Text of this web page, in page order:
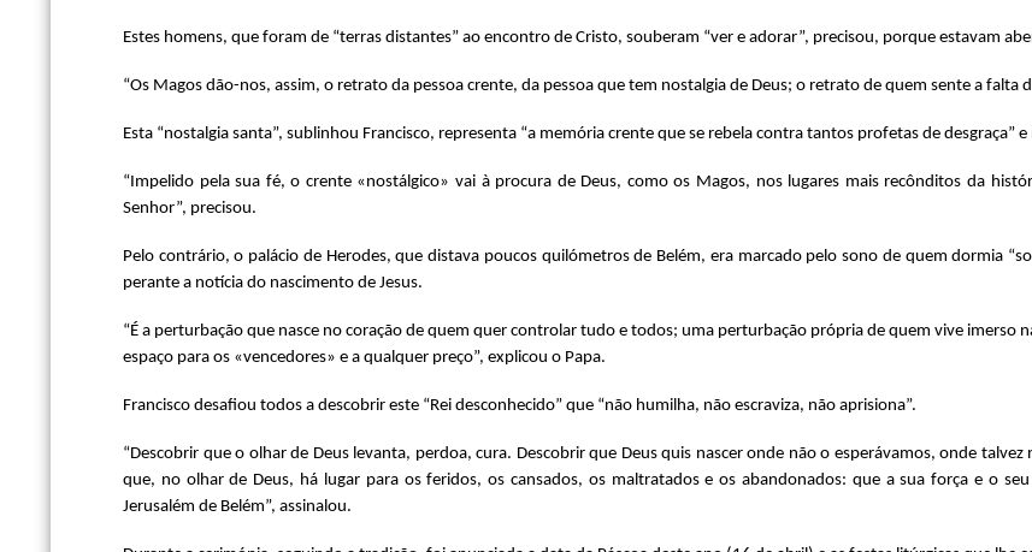
Estes homens, que foram de “terras distantes” ao encontro de Cristo, souberam “ver e adorar”, precisou, porque estavam
“Os Magos dão-nos, assim, o retrato da pessoa crente, da pessoa que tem nostalgia de Deus; o retrato de quem sente a falta
Esta “nostalgia santa”, sublinhou Francisco, representa “a memória crente que se rebela contra tantos profetas de desgraça”
“Impelido pela sua fé, o crente «nostálgico» vai à procura de Deus, como os Magos, nos lugares mais recônditos da
Senhor”, precisou.
Pelo contrário, o palácio de Herodes, que distava poucos quilómetros de Belém, era marcado pelo sono de quem dormia
perante a notícia do nascimento de Jesus.
“É a perturbação que nasce no coração de quem quer controlar tudo e todos; uma perturbação própria de quem vive imerso
espaço para os «vencedores» e a qualquer preço”, explicou o Papa.
Francisco desafiou todos a descobrir este “Rei desconhecido” que “não humilha, não escraviza, não aprisiona”.
“Descobrir que o olhar de Deus levanta, perdoa, cura. Descobrir que Deus quis nascer onde não o esperávamos, onde
que, no olhar de Deus, há lugar para os feridos, os cansados, os maltratados e os abandonados: que a sua força e o
Jerusalém de Belém”, assinalou.